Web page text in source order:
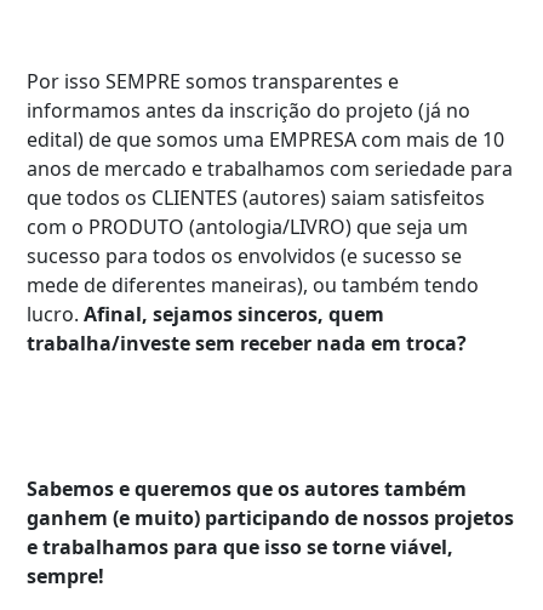
Por isso SEMPRE somos transparentes e
informamos antes da inscrição do projeto (já no
edital) de que somos uma EMPRESA com mais de 10
anos de mercado e trabalhamos com seriedade para
que todos os CLIENTES (autores) saiam satisfeitos
com o PRODUTO (antologia/LIVRO) que seja um
sucesso para todos os envolvidos (e sucesso se
mede de diferentes maneiras), ou também tendo
lucro. Afinal, sejamos sinceros, quem
trabalha/investe sem receber nada em troca?
Sabemos e queremos que os autores também
ganhem (e muito) participando de nossos projetos
e trabalhamos para que isso se torne viável,
sempre!